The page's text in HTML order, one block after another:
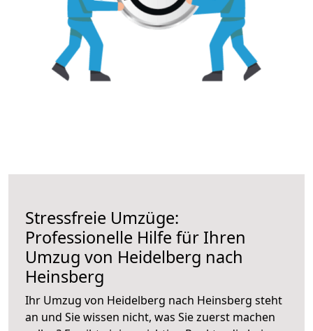
Stressfreie Umzüge:
Professionelle Hilfe für Ihren
Umzug von Heidelberg nach
Heinsberg
Ihr Umzug von Heidelberg nach Heinsberg steht
an und Sie wissen nicht, was Sie zuerst machen